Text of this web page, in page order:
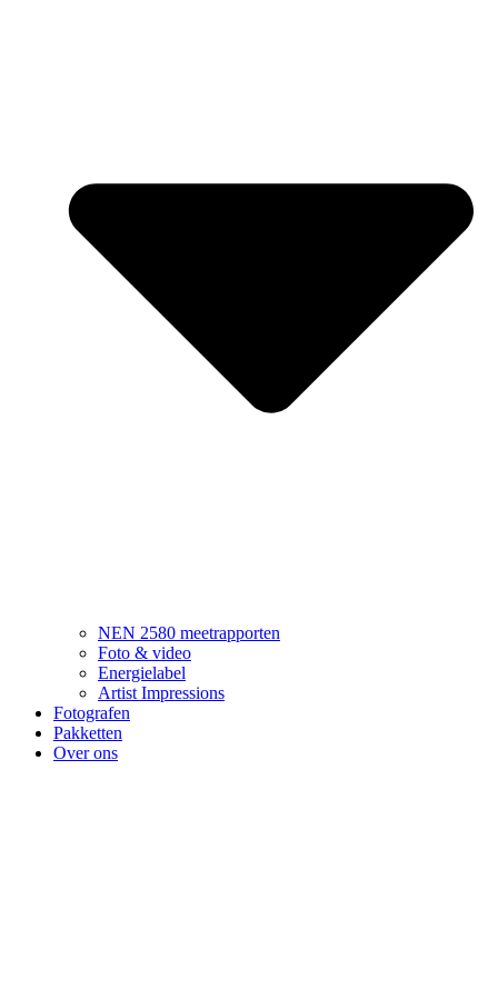
NEN 2580 meetrapporten
Foto & video
Energielabel
Artist Impressions
Fotografen
Pakketten
Over ons